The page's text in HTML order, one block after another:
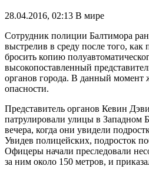
28.04.2016, 02:13 В мире
Сотрудник полиции Балтимора
выстрелив в среду после того, как
бросить копию
высокопоставленный
органов города. В данный момент
опасности.
Представитель органов Кевин
патрулировали улицы в Западном
вечера, когда они увидели
Увидев полицейских, подросток
Офицеры начали преследовали
за ним около 150 метров, и